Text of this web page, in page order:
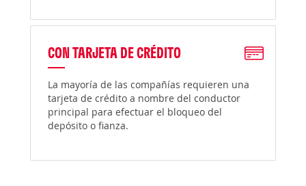
CON TARJETA DE CRÉDITO
La mayoría de las compañías requieren una
tarjeta de crédito a nombre del conductor
principal para efectuar el bloqueo del
depósito o fianza.